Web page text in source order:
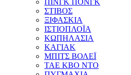
ΠΙΝΓΚ ΠΟΝΓΚ
ΣΤΙΒΟΣ
ΞΙΦΑΣΚΙΑ
ΙΣΤΙΟΠΛΟΪΑ
ΚΩΠΗΛΑΣΙΑ
ΚΑΓΙΑΚ
ΜΠΙΤΣ ΒΟΛΕΪ
ΤΑΕ ΚΒΟ ΝΤΟ